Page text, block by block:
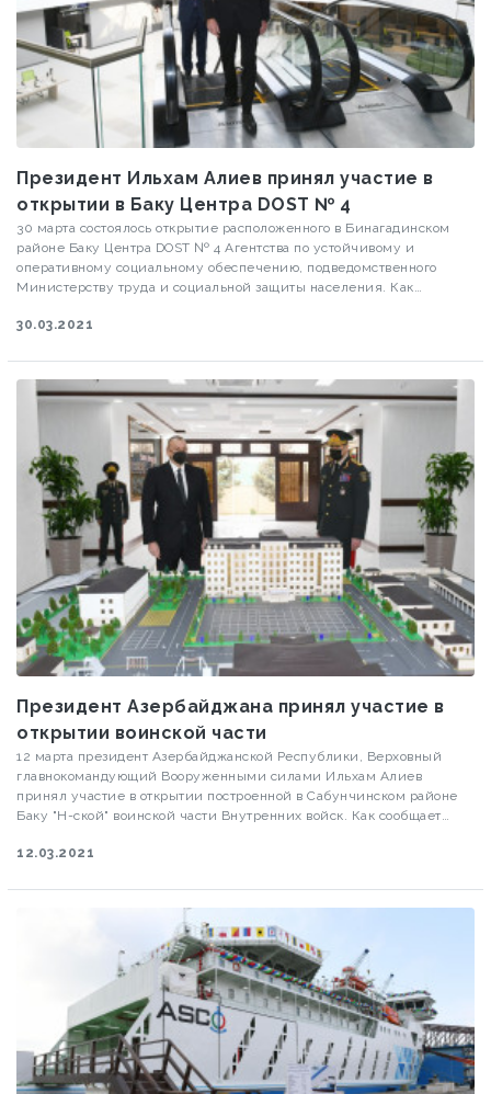
Президент Ильхам Алиев принял участие в
открытии в Баку Центра DOST № 4
30 марта состоялось открытие расположенного в Бинагадинском
районе Баку Центра DOST № 4 Агентства по устойчивому и
оперативному социальному обеспечению, подведомственного
Министерству труда и социальной защиты населения. Как
Ильхам Алиев принял участие в церемонии открытия. Глава
30.03.2021
Президент Азербайджана принял участие в
открытии воинской части
12 марта президент Азербайджанской Республики, Верховный
главнокомандующий Вооруженными силами Ильхам Алиев
принял участие в открытии построенной в Сабунчинском районе
Баку "Н-ской" воинской части Внутренних войск. Как сообщает
Эйвазов отдал рапорт президенту Азербайджана, Верховному
12.03.2021